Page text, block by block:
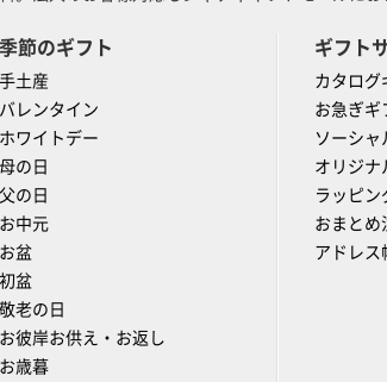
季節のギフト
手土産
バレンタイン
ホワイトデー
母の日
父の日
お中元
お盆
初盆
敬老の日
お彼岸お供え・お返し
お歳暮
ギフト
カタログ
お急ぎギ
ソーシャ
オリジナ
ラッピン
おまとめ
アドレス